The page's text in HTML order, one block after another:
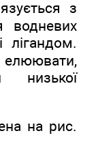
з
водневих
лігандом.
низької
на рис.